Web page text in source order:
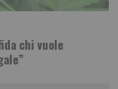
chi vuole